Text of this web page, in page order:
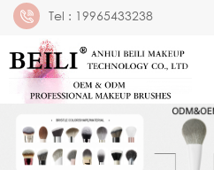
Tel : 19965433238